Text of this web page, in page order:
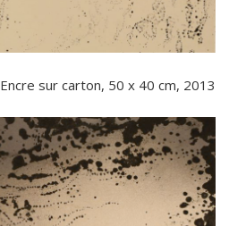
Encre sur carton, 50 x 40 cm, 2013